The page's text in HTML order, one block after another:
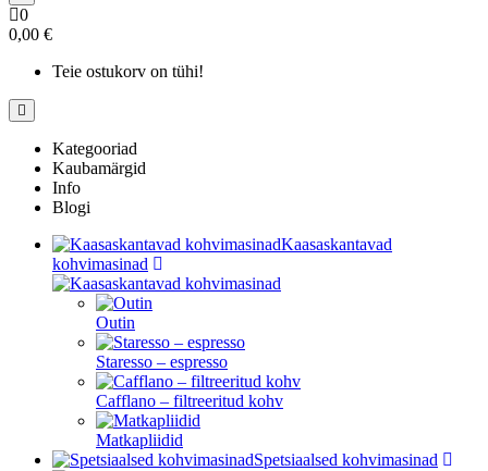
0
0,00 €
Teie ostukorv on tühi!
Kategooriad
Kaubamärgid
Info
Blogi
Kaasaskantavad
kohvimasinad
Outin
Staresso – espresso
Cafflano – filtreeritud kohv
Matkapliidid
Spetsiaalsed kohvimasinad